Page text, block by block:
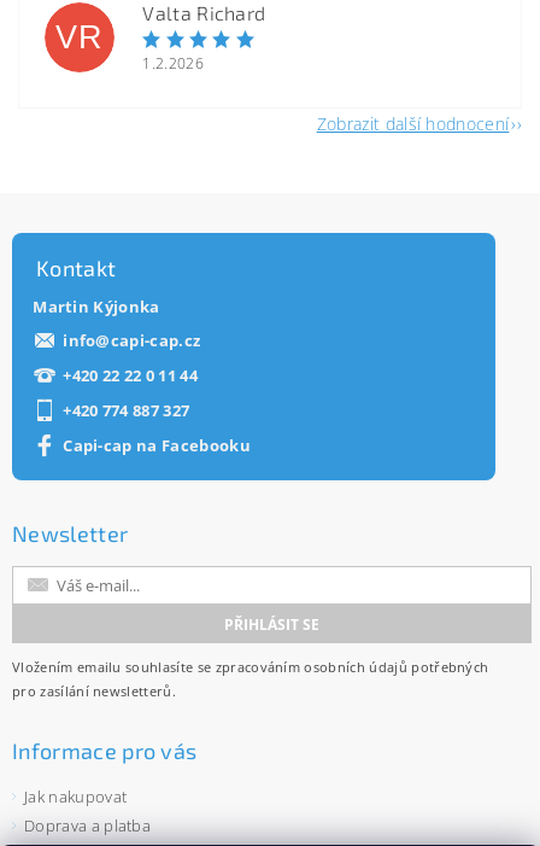
VR
Valta Richard
1.2.2026
Zobrazit další hodnocení
Kontakt
Martin Kýjonka
info@capi-cap.cz
+420 22 22 0 11 44
+420 774 887 327
Capi-cap na Facebooku
Newsletter
Vložením emailu souhlasíte se zpracováním osobních údajů potřebných
pro zasílání newsletterů.
Informace pro vás
Jak nakupovat
Doprava a platba